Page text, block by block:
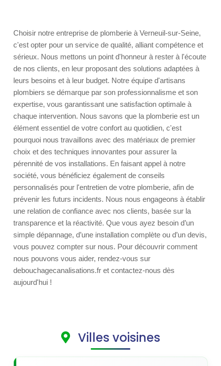
Choisir notre entreprise de plomberie à Verneuil-sur-Seine,
c'est opter pour un service de qualité, alliant compétence et
sérieux. Nous mettons un point d'honneur à rester à l'écoute
de nos clients, en leur proposant des solutions adaptées à
leurs besoins et à leur budget. Notre équipe d'artisans
plombiers se démarque par son professionnalisme et son
expertise, vous garantissant une satisfaction optimale à
chaque intervention. Nous savons que la plomberie est un
élément essentiel de votre confort au quotidien, c'est
pourquoi nous travaillons avec des matériaux de premier
choix et des techniques innovantes pour assurer la
pérennité de vos installations. En faisant appel à notre
société, vous bénéficiez également de conseils
personnalisés pour l'entretien de votre plomberie, afin de
prévenir les futurs incidents. Nous nous engageons à établir
une relation de confiance avec nos clients, basée sur la
transparence et la réactivité. Que vous ayez besoin d’un
simple dépannage, d’une installation complète ou d’un devis,
vous pouvez compter sur nous. Pour découvrir comment
nous pouvons vous aider, rendez-vous sur
debouchagecanalisations.fr et contactez-nous dès
aujourd'hui !
Villes voisines